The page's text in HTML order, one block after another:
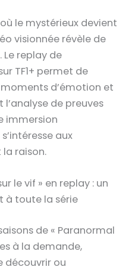
le mystérieux devient
visionnée révèle de
replay de
TF1+ permet de
d’émotion et
de preuves
immersion
aux
raison.
le vif » en replay : un
à toute la série
de « Paranormal
à la demande,
découvrir ou